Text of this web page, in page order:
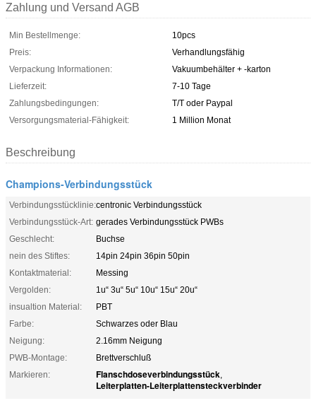
Zahlung und Versand AGB
Min Bestellmenge:
10pcs
Preis:
Verhandlungsfähig
Verpackung Informationen:
Vakuumbehälter + -karton
Lieferzeit:
7-10 Tage
Zahlungsbedingungen:
T/T oder Paypal
Versorgungsmaterial-Fähigkeit:
1 Million Monat
Beschreibung
Champions-Verbindungsstück
Verbindungsstücklinie:centronic Verbindungsstück
Verbindungsstück-Art: gerades Verbindungsstück PWBs
Geschlecht:
Buchse
nein des Stiftes:
14pin 24pin 36pin 50pin
Kontaktmaterial:
Messing
Vergolden:
1u“ 3u“ 5u“ 10u“ 15u“ 20u“
insualtion Material:
PBT
Farbe:
Schwarzes oder Blau
Neigung:
2.16mm Neigung
PWB-Montage:
Brettverschluß
Markieren:
Flanschdoseverbindungsstück,
Leiterplatten-Leiterplattensteckverbinder